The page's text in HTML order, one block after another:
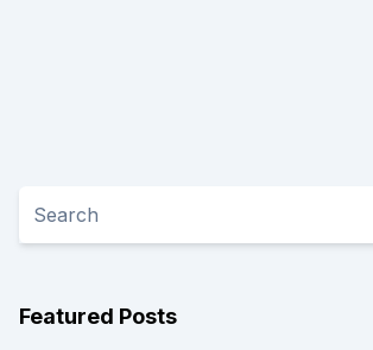
Featured Posts